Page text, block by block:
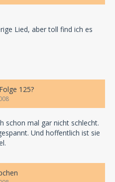
Lied, aber toll find ich es
125?
schon mal gar nicht schlecht.
Und hoffentlich ist sie